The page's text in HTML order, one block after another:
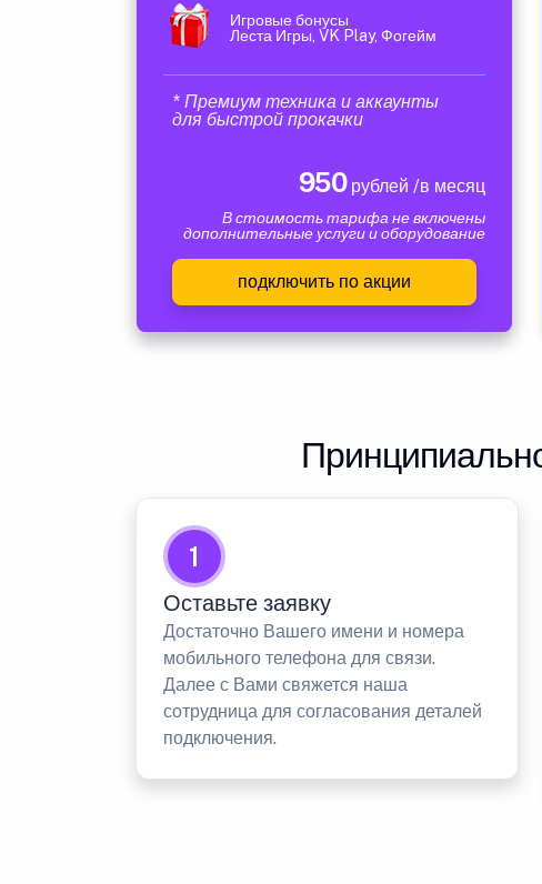
Игровые бонусы
Леста Игры, VK Play, Фогейм
* Премиум техника и аккаунты
для быстрой прокачки
950рублей /в месяц
В стоимость тарифа не включены
дополнительные услуги и оборудование
подключить по акции
1
Оставьте заявку
Достаточно Вашего имени и номера
мобильного телефона для связи.
Далее с Вами свяжется наша
сотрудница для согласования деталей
подключения.